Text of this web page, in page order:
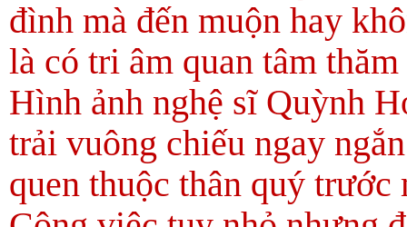
đình mà đến muộn hay
là có tri âm quan tâm
Hình ảnh nghệ sĩ Quỳnh
trải vuông chiếu ngay
quen thuộc thân quý